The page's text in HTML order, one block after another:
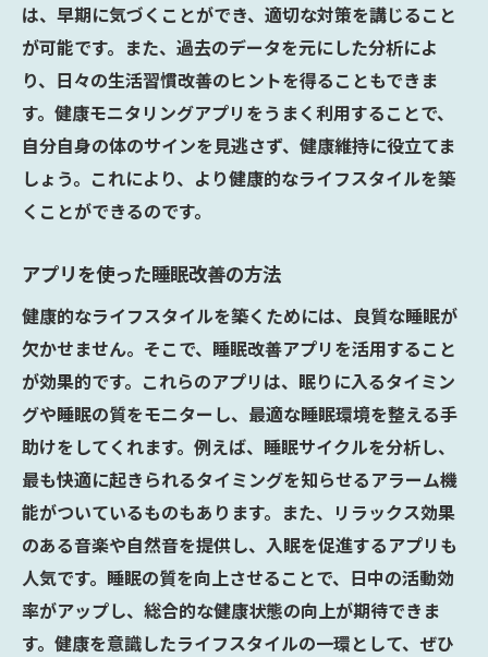
は、早期に気づくことができ、適切な対策を講じること
が可能です。また、過去のデータを元にした分析によ
り、日々の生活習慣改善のヒントを得ることもできま
す。健康モニタリングアプリをうまく利用することで、
自分自身の体のサインを見逃さず、健康維持に役立てま
しょう。これにより、より健康的なライフスタイルを築
くことができるのです。
アプリを使った睡眠改善の方法
健康的なライフスタイルを築くためには、良質な睡眠が
欠かせません。そこで、睡眠改善アプリを活用すること
が効果的です。これらのアプリは、眠りに入るタイミン
グや睡眠の質をモニターし、最適な睡眠環境を整える手
助けをしてくれます。例えば、睡眠サイクルを分析し、
最も快適に起きられるタイミングを知らせるアラーム機
能がついているものもあります。また、リラックス効果
のある音楽や自然音を提供し、入眠を促進するアプリも
人気です。睡眠の質を向上させることで、日中の活動効
率がアップし、総合的な健康状態の向上が期待できま
す。健康を意識したライフスタイルの一環として、ぜひ